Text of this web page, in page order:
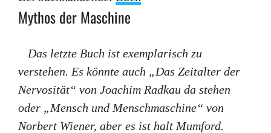
Mythos der Maschine
Das letzte Buch ist exemplarisch zu
verstehen. Es könnte auch „Das Zeitalter der
Nervosität“ von Joachim Radkau da stehen
oder „Mensch und Menschmaschine“ von
Norbert Wiener, aber es ist halt Mumford.